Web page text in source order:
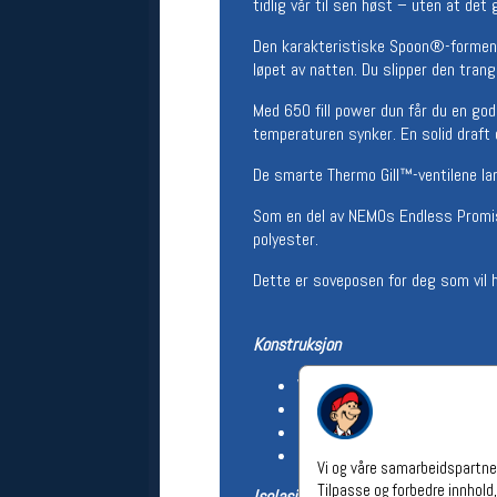
Den karakteristiske Spoon®-
løpet av natten. Du slipper den
Med 650 fill power dun får du en
temperaturen synker. En solid
De smarte Thermo Gill™-ventilene
Som en del av NEMOs Endless
polyester.
Dette er soveposen for deg som
Konstruksjon
Vekt: ca. 1,33 kg
Kroppslengde: opptil ca. 198
Passform: Romslig (Spoon
Pakkvolum: ca. 30 × 21 cm
Vi og våre
Tilpasse og forbedre
Man-Fredag:
11-18
Lørdag:
11-16
Om verkstedet
For å bestille time må du logge inn i
nettbutikken og trykke på den
nederste blå linjen
Følg oss på